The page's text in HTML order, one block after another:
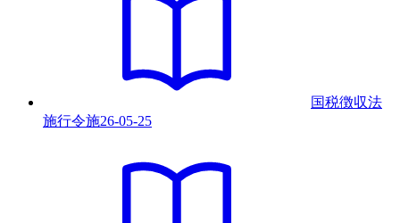
国税徴収法
施行令施26-05-25